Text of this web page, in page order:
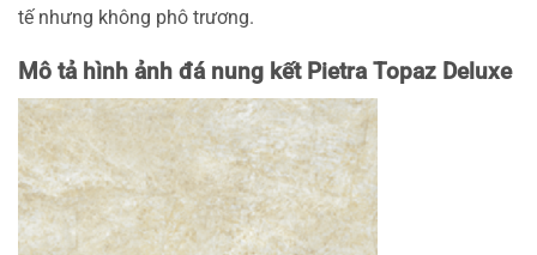
tế nhưng không phô trương.
Mô tả hình ảnh đá nung kết Pietra Topaz Deluxe